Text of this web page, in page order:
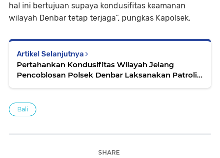
hal ini bertujuan supaya kondusifitas keamanan
wilayah Denbar tetap terjaga”, pungkas Kapolsek.
Artikel Selanjutnya
Pertahankan Kondusifitas Wilayah Jelang
Pencoblosan Polsek Denbar Laksanakan Patroli
Bali
SHARE